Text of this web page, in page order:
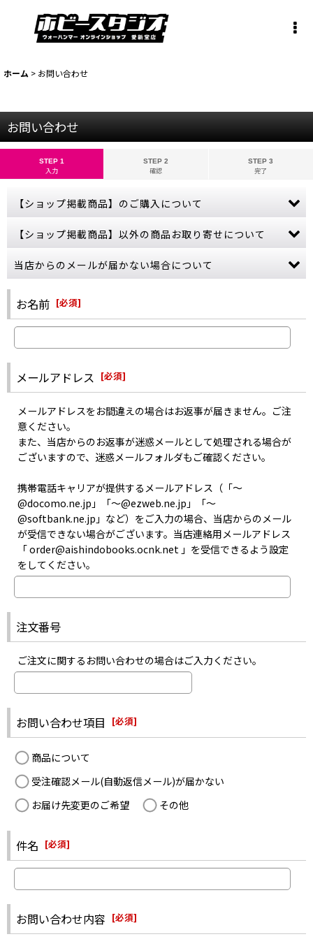
ホーム > お問い合わせ
お問い合わせ
STEP 1
入力
STEP 2
確認
STEP 3
完了
【ショップ掲載商品】のご購入について
ん。
さい。
売切れにつきカートボタンが押せない商品につきましては、誠に申
し訳ございませんが、商品入荷まで今しばらくお待ちください。
【ショップ掲載商品】以外の商品お取り寄せについて
ございます。
ゲームズワークショップの公式サイトをご参照いただき、商品名・
金額などの詳しい情報をお教えください。
お取り寄せはメーカーの在庫状況次第となるため、お問い合わせを
いただいても、正確な商品入荷日はお答えできない場合がございま
す。
また、メーカーにて生産が終了した商品のお取り寄せは出来ませ
ん。
あらかじめご了承ください。
当店からのメールが届かない場合について
ご購入やお問い合わせから数日経っても当店からの連絡が無い場
合、受信拒否やフィルターなどの設定により、当店からのメールが
届いていない可能性がございます。
・迷惑メールフォルダに入っていないか
・指定以外受信拒否やパソコンメール拒否などの設定をしていない
か
・記入した自分のメールアドレスは間違っていなかったか
などをご確認のうえお問い合わせください。
お名前 [必須]
メールアドレス [必須]
メールアドレスをお間違えの場合はお返事が届きません。ご注
意ください。
また、当店からのお返事が迷惑メールとして処理される場合が
ございますので、迷惑メールフォルダもご確認ください。
携帯電話キャリアが提供するメールアドレス（「〜
@docomo.ne.jp」「〜@ezweb.ne.jp」「〜
@softbank.ne.jp」など）をご入力の場合、当店からのメール
が受信できない場合がございます。当店連絡用メールアドレス
「 order@aishindobooks.ocnk.net 」を受信できるよう設定
をしてください。
注文番号
ご注文に関するお問い合わせの場合はご入力ください。
お問い合わせ項目 [必須]
商品について
受注確認メール(自動返信メール)が届かない
お届け先変更のご希望
その他
件名 [必須]
お問い合わせ内容 [必須]